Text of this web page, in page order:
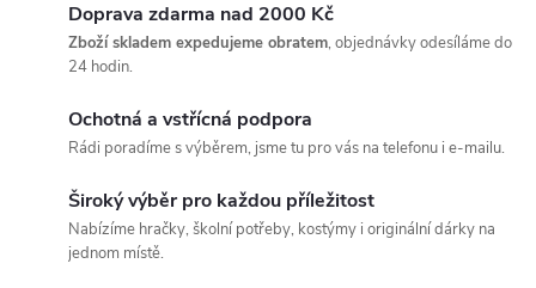
Doprava zdarma nad 2000 Kč
Zboží skladem expedujeme obratem, objednávky odesíláme do
24 hodin.
Ochotná a vstřícná podpora
Rádi poradíme s výběrem, jsme tu pro vás na telefonu i e-mailu.
Široký výběr pro každou příležitost
Nabízíme hračky, školní potřeby, kostýmy i originální dárky na
jednom místě.